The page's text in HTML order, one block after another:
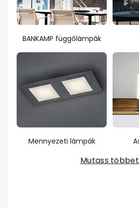
BANKAMP függőlámpák
Mennyezeti lámpák
Mutass többet